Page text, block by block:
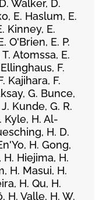
Walker, D.
E. Haslum, E.
Kinney, E.
O'Brien, E. P.
Atomssa, E.
F.
Kajihara, F.
G. Bunce,
Kunde, G. R.
Kyle, H. Al-
H. D.
H. Gong,
H. Hiejima, H.
H. Masui, H.
H. Qu, H.
H. Valle, H. W.